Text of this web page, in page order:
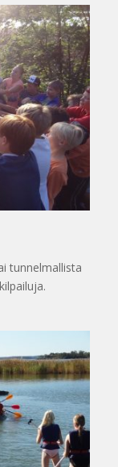
tunnelmallista